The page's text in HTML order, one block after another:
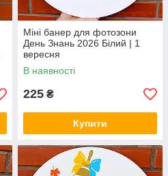
Міні банер для фотозони
День Знань 2026 Білий | 1
вересня
В наявності
225 ₴
Купити